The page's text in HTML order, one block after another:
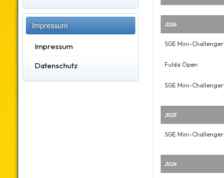
Impressum
Impressum
Datenschutz
2026
SGE Mini-Challenger
Fulda Open
SGE Mini-Challenger
2025
SGE Mini-Challenger
2024